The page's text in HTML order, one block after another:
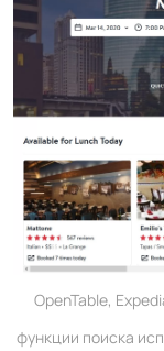
OpenTable,
функции поиска